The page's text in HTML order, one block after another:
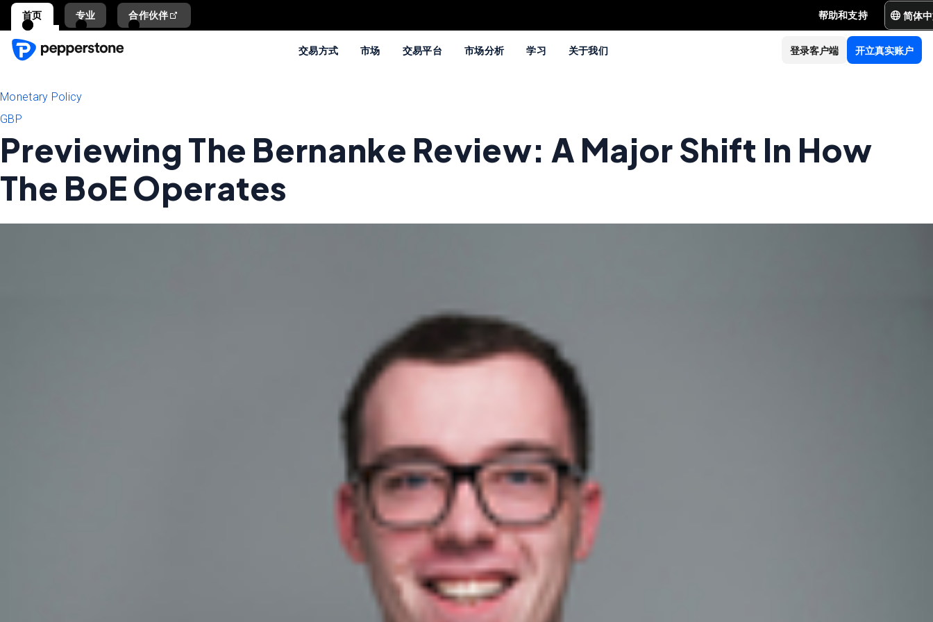
首页 专业 合作伙伴 帮助和支持 简体
交易方式 市场 交易平台 市场分析 学习 关于我们 开立真实账户
登录客户端
Monetary Policy
GBP
Previewing The Bernanke Review: A Major Shift In How
The BoE Operates